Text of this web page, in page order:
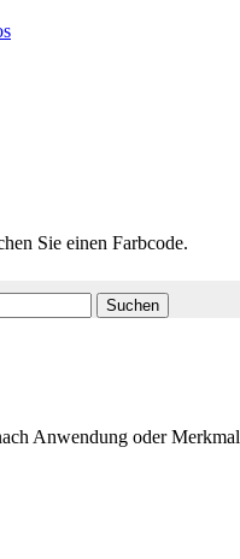
Sie einen Farbcode.
Suchen
Anwendung oder Merkmal